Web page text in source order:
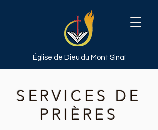
Église de Dieu du Mont Sinaï
SERVICES DE
PRIÈRES